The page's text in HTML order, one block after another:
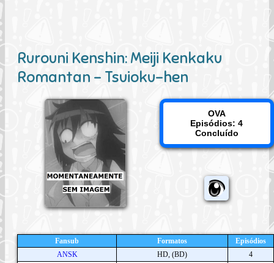
Rurouni Kenshin: Meiji Kenkaku
Romantan - Tsuioku-hen
OVA
Episódios: 4
Concluído
Fansub Formatos
Episódios
ANSK
HD, (BD)
4